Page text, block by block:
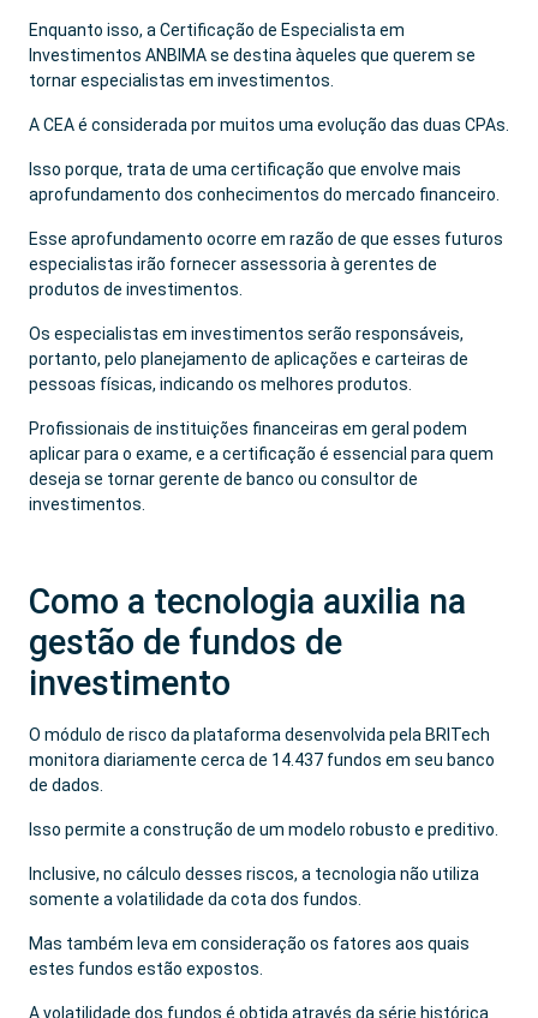
Enquanto isso, a Certificação de Especialista em
Investimentos ANBIMA se destina àqueles que querem se
tornar especialistas em investimentos.
A CEA é considerada por muitos uma evolução das duas CPAs.
Isso porque, trata de uma certificação que envolve mais
aprofundamento dos conhecimentos do mercado financeiro.
Esse aprofundamento ocorre em razão de que esses futuros
especialistas irão fornecer assessoria à gerentes de
produtos de investimentos.
Os especialistas em investimentos serão responsáveis,
portanto, pelo planejamento de aplicações e carteiras de
pessoas físicas, indicando os melhores produtos.
Profissionais de instituições financeiras em geral podem
aplicar para o exame, e a certificação é essencial para quem
deseja se tornar gerente de banco ou consultor de
investimentos.
Como a tecnologia auxilia na
gestão de fundos de
investimento
O módulo de risco da plataforma desenvolvida pela BRITech
monitora diariamente cerca de 14.437 fundos em seu banco
de dados.
Isso permite a construção de um modelo robusto e preditivo.
Inclusive, no cálculo desses riscos, a tecnologia não utiliza
somente a volatilidade da cota dos fundos.
Mas também leva em consideração os fatores aos quais
estes fundos estão expostos.
A volatilidade dos fundos é obtida através da série histórica